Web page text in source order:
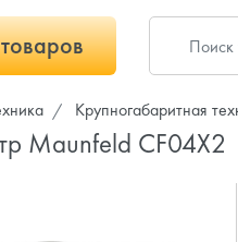
Крупногабаритная
Maunfeld CF04X2